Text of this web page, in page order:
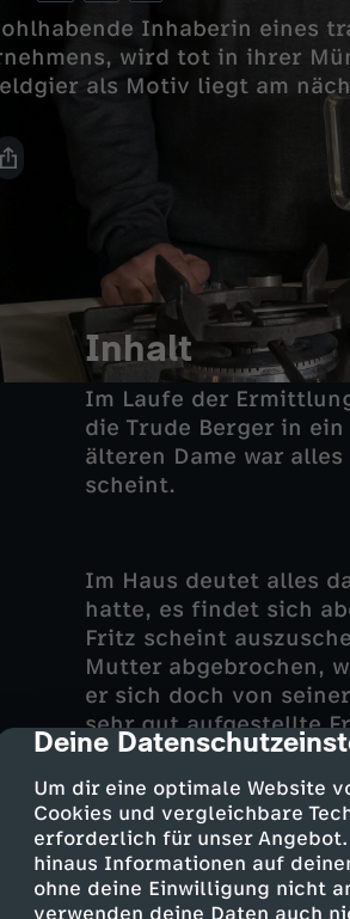
cmp-dialog-
Deine
Um dir eine optimale Website
Cookies und vergleichbare
erforderlich für unser
hinaus Informationen auf
ohne deine Einwilligung nicht
verwenden deine Daten auch
Inhaberin eines
wird tot in ihrer
als Motiv liegt am
Inhalt
Im Laufe der
die Trude Berger in
älteren Dame war
scheint.
Im Haus deutet alles
hatte, es findet sich
Fritz scheint
Mutter abgebrochen,
er sich doch von
sehr gut aufgestellte
anderer hatte sich
langjähriger
Dann stoßen die
Assistentin Mia
Lebensgefährtin